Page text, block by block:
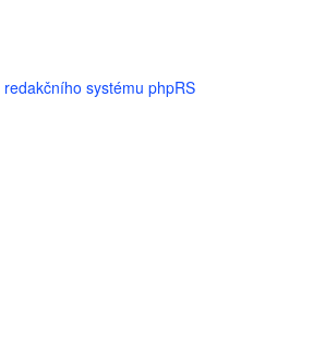
redakčního systému phpRS